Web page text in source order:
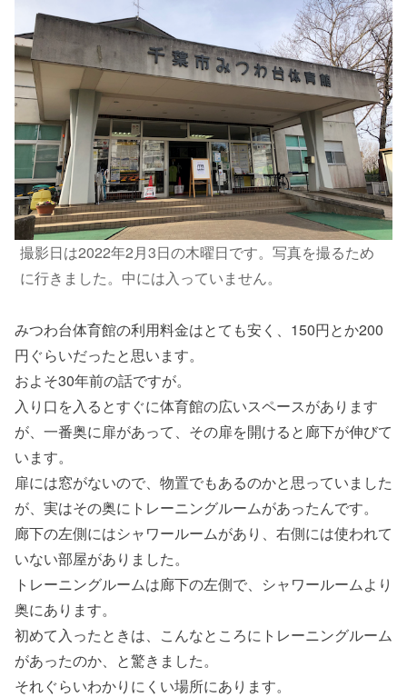
撮影日は2022年2月3日の木曜日です。写真を撮るため
に行きました。中には入っていません。
みつわ台体育館の利用料金はとても安く、150円とか200
円ぐらいだったと思います。
およそ30年前の話ですが。
入り口を入るとすぐに体育館の広いスペースがあります
が、一番奥に扉があって、その扉を開けると廊下が伸びて
います。
扉には窓がないので、物置でもあるのかと思っていました
が、実はその奥にトレーニングルームがあったんです。
廊下の左側にはシャワールームがあり、右側には使われて
いない部屋がありました。
トレーニングルームは廊下の左側で、シャワールームより
奥にあります。
初めて入ったときは、こんなところにトレーニングルーム
があったのか、と驚きました。
それぐらいわかりにくい場所にあります。